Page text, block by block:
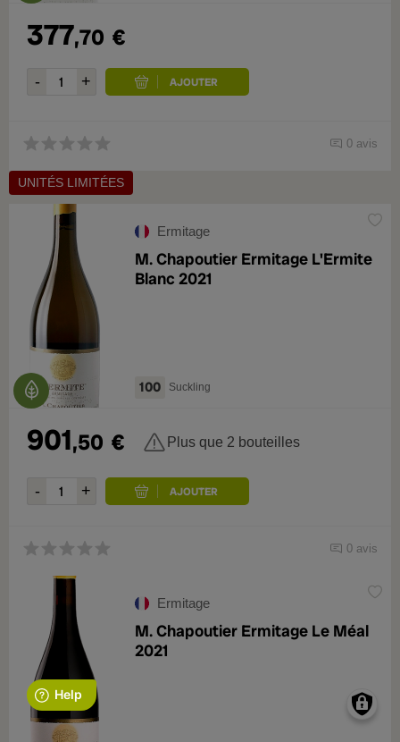
377,70 €
0 avis
UNITÉS LIMITÉES
Ermitage
M. Chapoutier Ermitage L'Ermite
Blanc 2021
100 Suckling
901,50 € Plus que 2 bouteilles
0 avis
Ermitage
M. Chapoutier Ermitage Le Méal
2021